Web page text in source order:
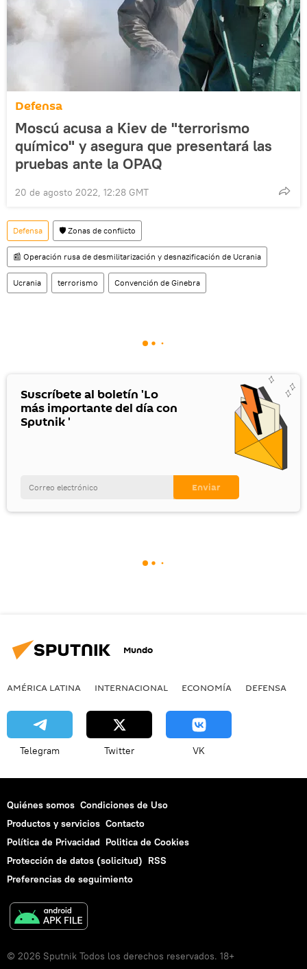
Defensa
Moscú acusa a Kiev de "terrorismo
químico" y asegura que presentará las
pruebas ante la OPAQ
20 de agosto 2022, 12:28 GMT
Defensa 🛡️ Zonas de conflicto
📰 Operación rusa de desmilitarización y desnazificación de Ucrania
Ucrania terrorismo Convención de Ginebra
Suscríbete al boletín 'Lo
más importante del día con
Sputnik '
Mundo
AMÉRICA LATINA INTERNACIONAL ECONOMÍA DEFENSA
Telegram Twitter VK
Quiénes somos Condiciones de Uso
Productos y servicios Contacto
Política de Privacidad Politica de Cookies
Protección de datos (solicitud) RSS
Preferencias de seguimiento
© 2026 Sputnik Todos los derechos reservados. 18+